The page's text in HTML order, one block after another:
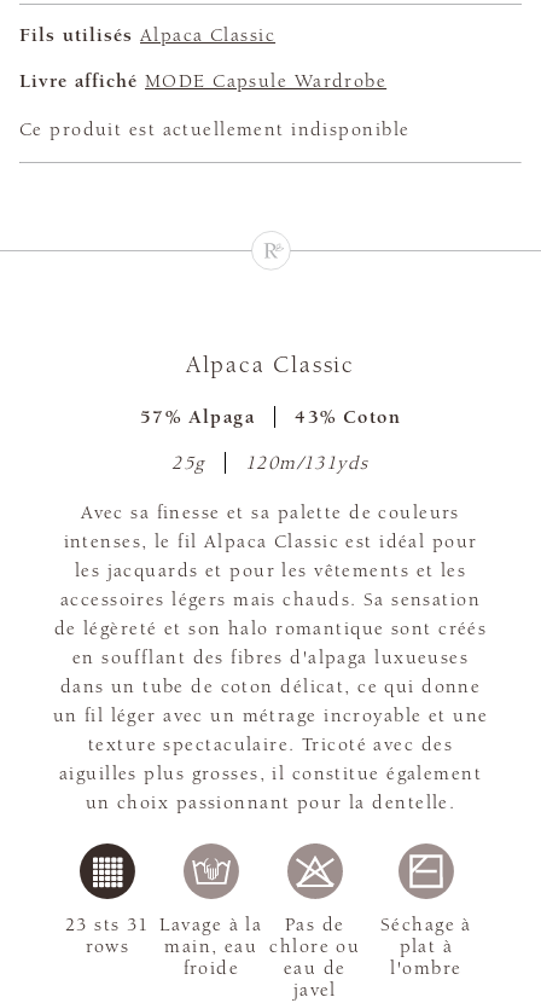
Fils utilisés Alpaca Classic
Livre affiché MODE Capsule Wardrobe
Ce produit est actuellement indisponible
Alpaca Classic
57% Alpaga 43% Coton
25g 120m/131yds
Avec sa finesse et sa palette de couleurs
intenses, le fil Alpaca Classic est idéal pour
les jacquards et pour les vêtements et les
accessoires légers mais chauds. Sa sensation
de légèreté et son halo romantique sont créés
en soufflant des fibres d'alpaga luxueuses
dans un tube de coton délicat, ce qui donne
un fil léger avec un métrage incroyable et une
texture spectaculaire. Tricoté avec des
aiguilles plus grosses, il constitue également
un choix passionnant pour la dentelle.
23 sts 31
rows
Lavage à la
main, eau
froide
Pas de
chlore ou
eau de
javel
Séchage à
plat à
l'ombre